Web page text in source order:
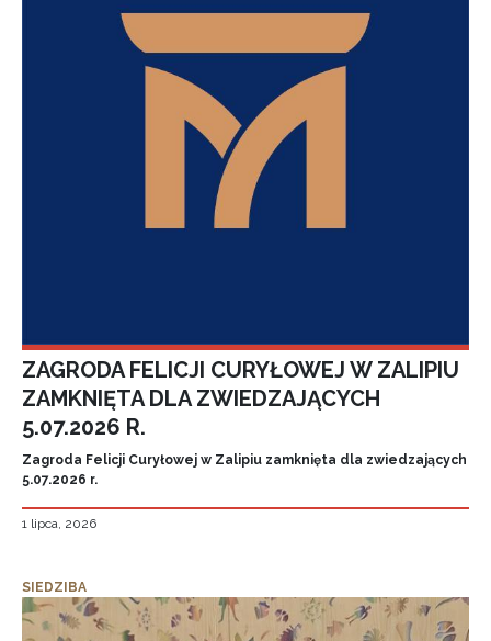
ZAGRODA FELICJI CURYŁOWEJ W ZALIPIU
ZAMKNIĘTA DLA ZWIEDZAJĄCYCH
5.07.2026 R.
Zagroda Felicji Curyłowej w Zalipiu zamknięta dla zwiedzających
5.07.2026 r.
1 lipca, 2026
SIEDZIBA